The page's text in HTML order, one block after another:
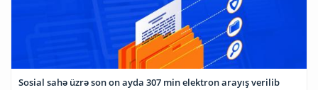
Sosial sahə üzrə son on ayda 307 min elektron arayış verilib